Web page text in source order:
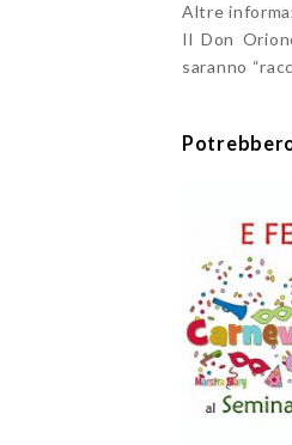
Altre
Il Don
saranno